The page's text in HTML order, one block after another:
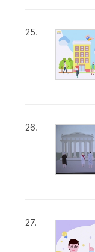
25.
26.
27.